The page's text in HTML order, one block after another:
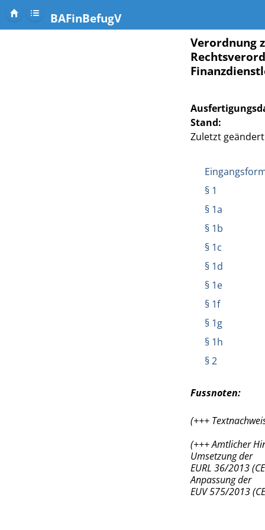
BAFinBefugV
Verordnung
Stand:
Zuletzt geändert
§ 1
§ 1a
§ 1b
§ 1c
§ 1d
§ 1e
§ 1f
§ 1g
§ 1h
§ 2
Fussnoten:
(+++
(+++ Amtlicher
Umsetzung der
EURL 36/2013
Anpassung der
EUV 575/2013